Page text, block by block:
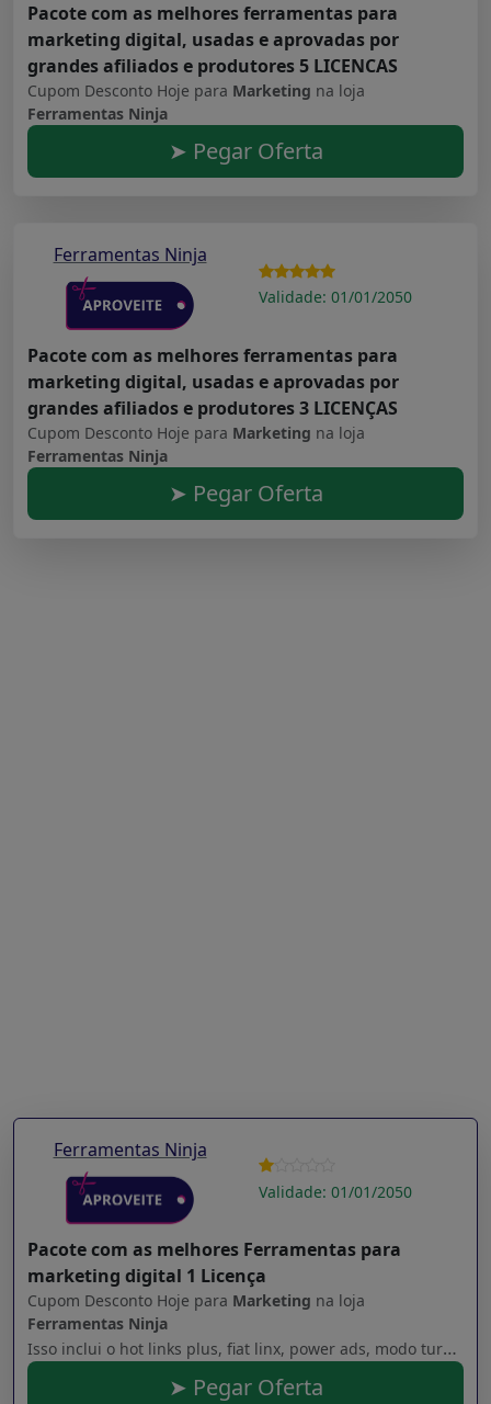
Pacote com as melhores ferramentas para
marketing digital, usadas e aprovadas por
grandes afiliados e produtores 5 LICENCAS
Cupom Desconto Hoje para Marketing na loja
Ferramentas Ninja
➤ Pegar Oferta
Ferramentas Ninja
Validade: 01/01/2050
Pacote com as melhores ferramentas para
marketing digital, usadas e aprovadas por
grandes afiliados e produtores 3 LICENÇAS
Cupom Desconto Hoje para Marketing na loja
Ferramentas Ninja
➤ Pegar Oferta
Ferramentas Ninja
Validade: 01/01/2050
Pacote com as melhores Ferramentas para
marketing digital 1 Licença
Cupom Desconto Hoje para Marketing na loja
Ferramentas Ninja
Isso inclui o hot links plus, fiat linx, power ads, modo turbo, pré venda realizada, prova social, etc.
➤ Pegar Oferta